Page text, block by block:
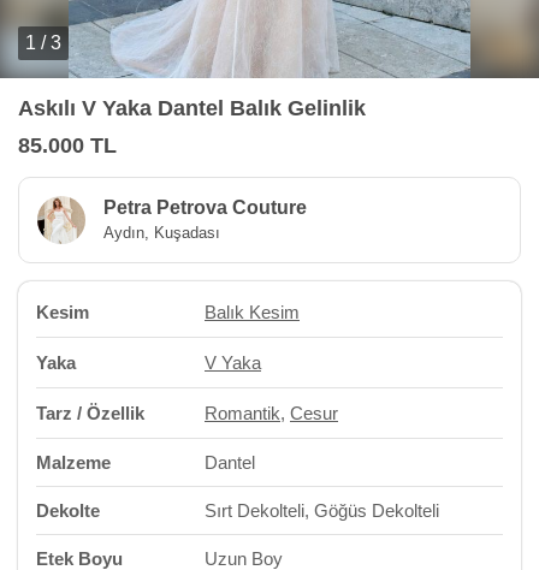
1 / 3
Askılı V Yaka Dantel Balık Gelinlik
85.000 TL
Petra Petrova Couture
Aydın, Kuşadası
Kesim Balık Kesim
Yaka V Yaka
Tarz / Özellik Romantik, Cesur
Malzeme Dantel
Dekolte Sırt Dekolteli, Göğüs Dekolteli
Etek Boyu Uzun Boy